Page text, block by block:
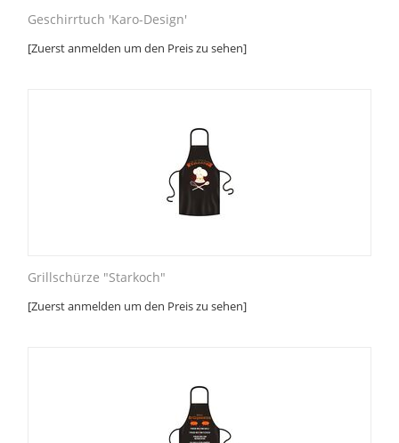
Geschirrtuch 'Karo-Design'
[Zuerst anmelden um den Preis zu sehen]
Grillschürze "Starkoch"
[Zuerst anmelden um den Preis zu sehen]